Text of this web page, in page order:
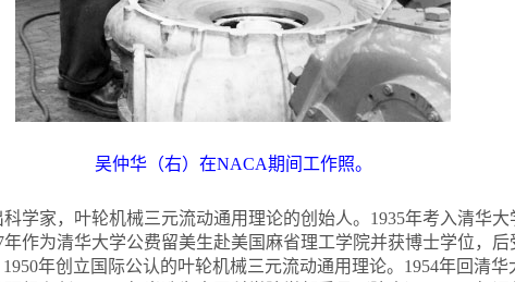
吴仲华（右）在NACA期间工作照。
学家，叶轮机械三元流动通用理论的创始人。1935年考入清华大
作为清华大学公费留美生赴美国麻省理工学院并获博士学位，
年创立国际公认的叶轮机械三元流动通用理论。1954年回清